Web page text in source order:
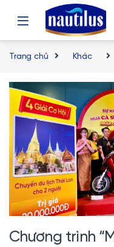
Skip to navigation
Skip to content
Trang chủ Khác
Chương trình